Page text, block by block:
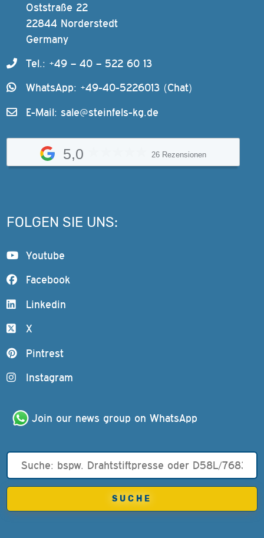
Oststraße 22
22844 Norderstedt
Germany
Tel.: +49 – 40 – 522 60 13
WhatsApp: +49-40-5226013 (Chat)
E-Mail: sale@steinfels-kg.de
5,0 26 Rezensionen
FOLGEN SIE UNS:
Youtube
Facebook
Linkedin
X
Pintrest
Instagram
Join our news group on WhatsApp